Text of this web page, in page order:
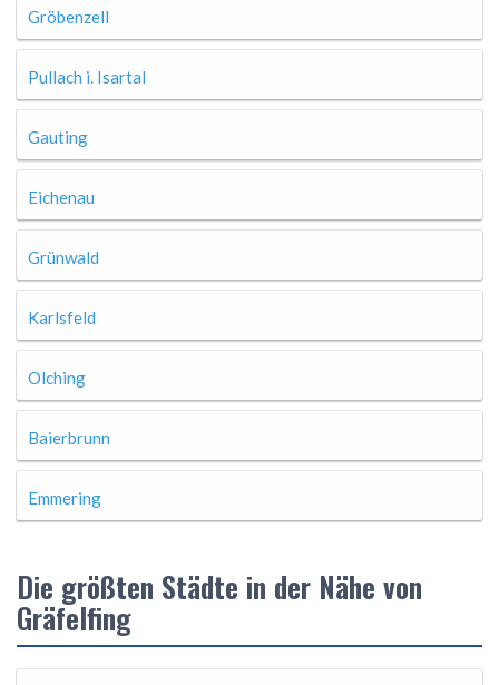
Gröbenzell
Pullach i. Isartal
Gauting
Eichenau
Grünwald
Karlsfeld
Olching
Baierbrunn
Emmering
Die größten Städte in der Nähe von
Gräfelfing